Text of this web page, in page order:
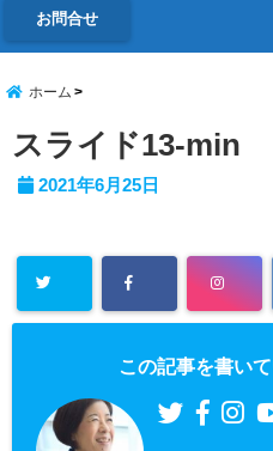
お問合せ
ホーム
スライド13-min
2021年6月25日
この記事を書い